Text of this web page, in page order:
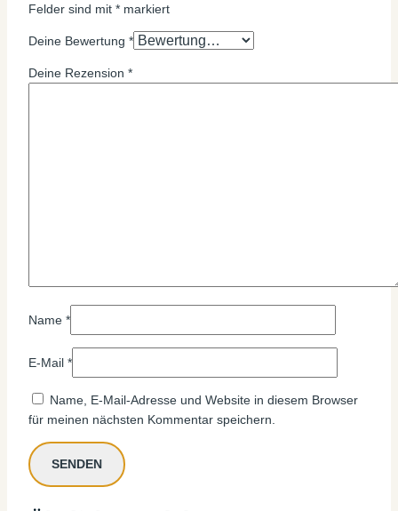
Felder sind mit * markiert
Deine Bewertung *
Deine Rezension *
Name *
E-Mail *
Name, E-Mail-Adresse und Website in diesem Browser
für meinen nächsten Kommentar speichern.